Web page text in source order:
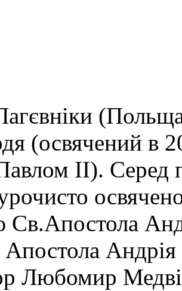
(освячений в
ІІ). Серед
Апостола
Любомир